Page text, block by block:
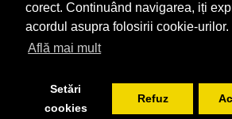
corect. Continuând navigarea, iți
acordul asupra folosirii cookie-urilor.
Află mai mult
Setări
cookies
Refuz